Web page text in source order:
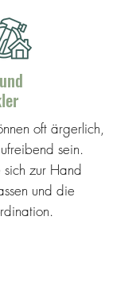
oft ärgerlich,
sein.
sich zur Hand
und die